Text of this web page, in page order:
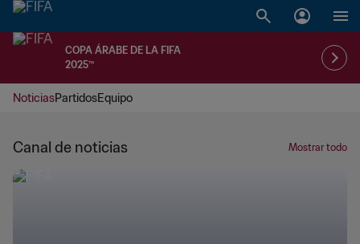
COPA ÁRABE DE LA FIFA
2025™
NoticiasPartidosEquipo
Canal de noticias Mostrar todo